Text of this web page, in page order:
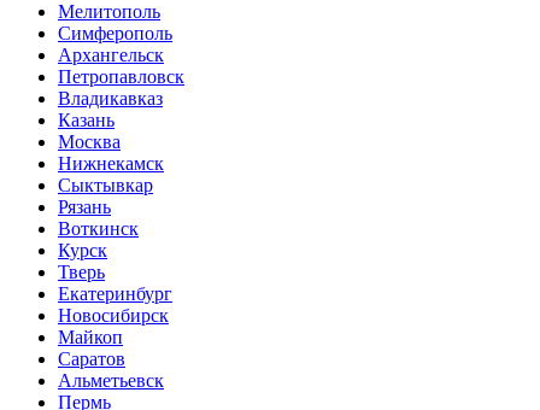
Мелитополь
Симферополь
Архангельск
Петропавловск
Владикавказ
Казань
Москва
Нижнекамск
Сыктывкар
Рязань
Воткинск
Курск
Тверь
Екатеринбург
Новосибирск
Майкоп
Саратов
Альметьевск
Пермь